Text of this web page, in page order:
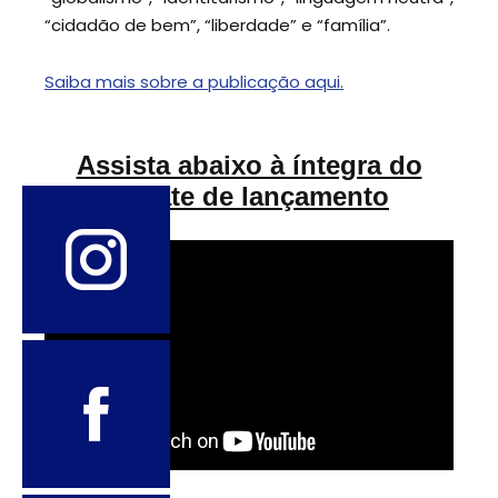
“cidadão de bem”, “liberdade” e “família”.
Saiba mais sobre a publicação aqui.
Assista abaixo à íntegra do
debate de lançamento